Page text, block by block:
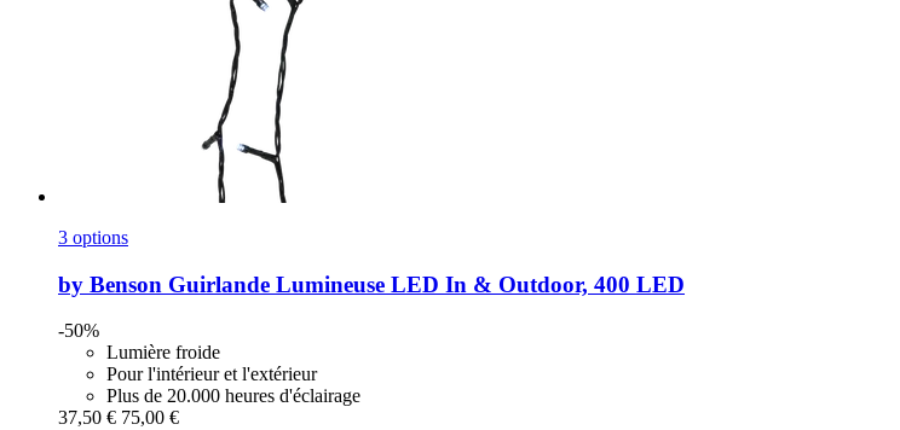
3 options
by Benson Guirlande Lumineuse LED In & Outdoor, 400 LED
-50%
Lumière froide
Pour l'intérieur et l'extérieur
Plus de 20.000 heures d'éclairage
37,50 € 75,00 €